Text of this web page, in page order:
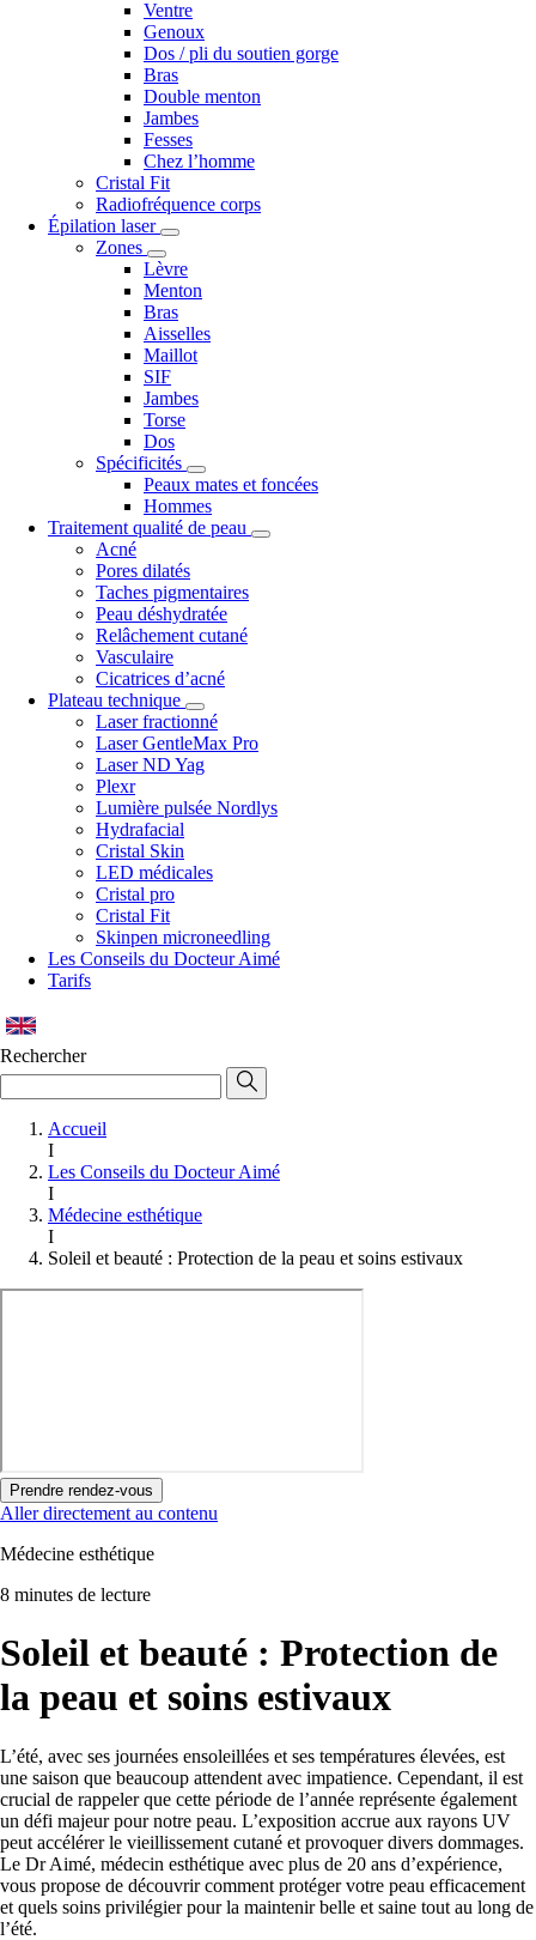
Ventre
Genoux
Dos / pli du soutien gorge
Bras
Double menton
Jambes
Fesses
Chez l’homme
Cristal Fit
Radiofréquence corps
Épilation laser
Zones
Lèvre
Menton
Bras
Aisselles
Maillot
SIF
Jambes
Torse
Dos
Spécificités
Peaux mates et foncées
Hommes
Traitement qualité de peau
Acné
Pores dilatés
Taches pigmentaires
Peau déshydratée
Relâchement cutané
Vasculaire
Cicatrices d’acné
Plateau technique
Laser fractionné
Laser GentleMax Pro
Laser ND Yag
Plexr
Lumière pulsée Nordlys
Hydrafacial
Cristal Skin
LED médicales
Cristal pro
Cristal Fit
Skinpen microneedling
Les Conseils du Docteur Aimé
Tarifs
Rechercher
Accueil
I
Les Conseils du Docteur Aimé
I
Médecine esthétique
I
Soleil et beauté : Protection de la peau et soins estivaux
Prendre rendez-vous
Aller directement au contenu
Médecine esthétique
8 minutes de lecture
Soleil et beauté : Protection de
la peau et soins estivaux
L’été, avec ses journées ensoleillées et ses températures élevées, est
une saison que beaucoup attendent avec impatience. Cependant, il est
crucial de rappeler que cette période de l’année représente également
un défi majeur pour notre peau. L’exposition accrue aux rayons UV
peut accélérer le vieillissement cutané et provoquer divers dommages.
Le Dr Aimé, médecin esthétique avec plus de 20 ans d’expérience,
vous propose de découvrir comment protéger votre peau efficacement
et quels soins privilégier pour la maintenir belle et saine tout au long de
l’été.